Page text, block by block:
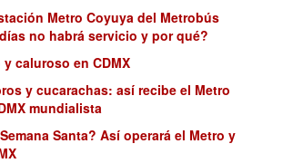
Metro Coyuya del Metrobús
no habrá servicio y por qué?
caluroso en CDMX
y cucarachas: así recibe el Metro
mundialista
Santa? Así operará el Metro y